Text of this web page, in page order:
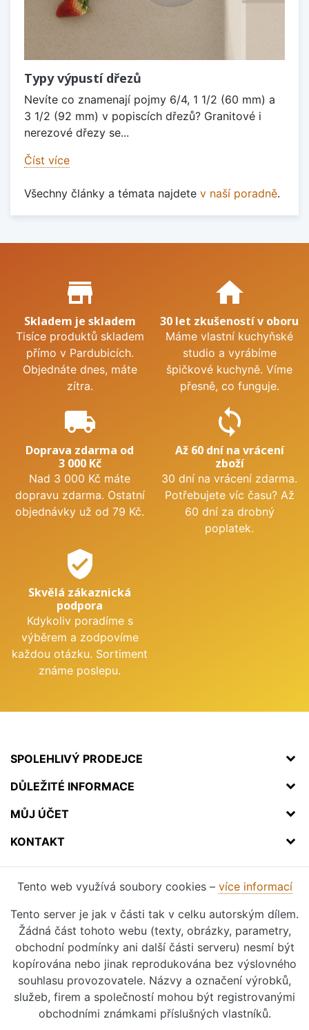
Typy výpustí dřezů
Nevíte co znamenají pojmy 6/4, 1 1/2 (60 mm) a
3 1/2 (92 mm) v popiscích dřezů? Granitové i
nerezové dřezy se...
Číst více
Všechny články a témata najdete v naší poradně.
Proč nakupovat u nás?
store_mall_directory
Skladem je skladem
Tisíce produktů skladem
přímo v Pardubicích.
Objednáte dnes, máte
zítra.
home
30 let zkušeností v oboru
Máme vlastní kuchyňské
studio a vyrábíme
špičkové kuchyně. Víme
přesně, co funguje.
local_shipping
Doprava zdarma od
3 000 Kč
Nad 3 000 Kč máte
dopravu zdarma. Ostatní
objednávky už od 79 Kč.
sync
Až 60 dní na vrácení
zboží
30 dní na vrácení zdarma.
Potřebujete víc času? Až
60 dní za drobný
poplatek.
verified_user
Skvělá zákaznická
podpora
Kdykoliv poradíme s
výběrem a zodpovíme
každou otázku. Sortiment
známe poslepu.
SPOLEHLIVÝ PRODEJCE
DŮLEŽITÉ INFORMACE
MŮJ ÚČET
KONTAKT
Tento web využívá soubory cookies – více informací
Tento server je jak v části tak v celku autorským dílem.
Žádná část tohoto webu (texty, obrázky, parametry,
obchodní podmínky ani další části serveru) nesmí být
kopírována nebo jinak reprodukována bez výslovného
souhlasu provozovatele. Názvy a označení výrobků,
služeb, firem a společností mohou být registrovanými
obchodními známkami příslušných vlastníků.